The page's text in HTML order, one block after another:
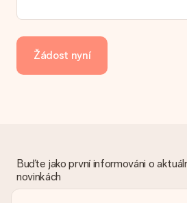
Jak mohu zaplatit objednávku?
kartu, fakturu přes Klarna nebo ruční
převodu platby prosím vezměte v
navíc.
vhodné řešení.
Je faktura odeslána spolu s
Žádost nyní
Buďte jako první informováni o
novinkách